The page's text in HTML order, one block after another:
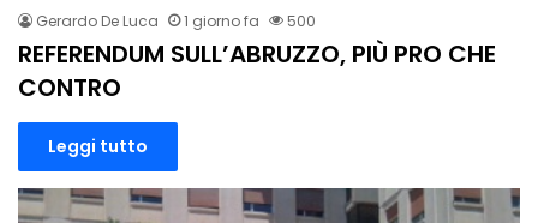
Gerardo De Luca 1 giorno fa 500
REFERENDUM SULL’ABRUZZO, PIÙ PRO CHE
CONTRO
Leggi tutto